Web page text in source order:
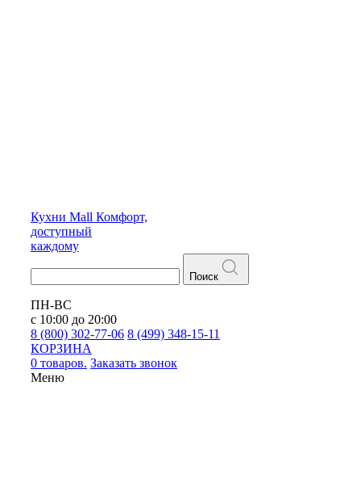
Кухни Mall Комфорт,
доступный
каждому
Поиск
ПН-ВС
с 10:00 до 20:00
8 (800) 302-77-06 8 (499) 348-15-11
КОРЗИНА
0 товаров. Заказать звонок
Меню